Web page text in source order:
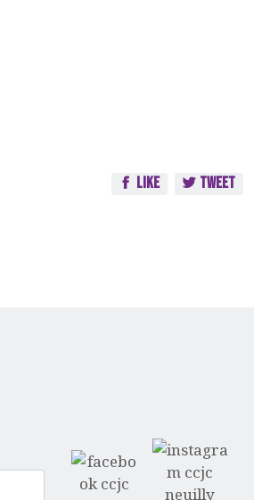
Like Tweet